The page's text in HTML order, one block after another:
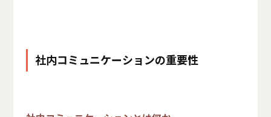
社内コミュニケーションの重要性